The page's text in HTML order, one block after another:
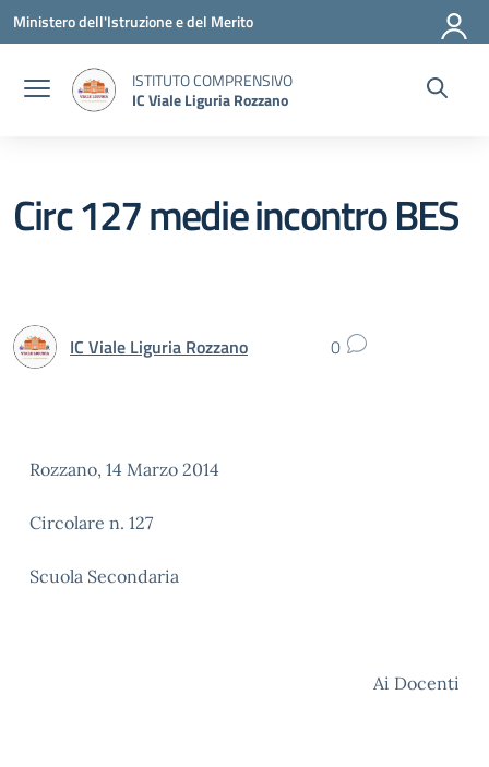
Vai ai contenuti
Vai al menu di navigazione
Vai al footer
Ministero dell'Istruzione e del Merito
ISTITUTO COMPRENSIVO
IC Viale Liguria Rozzano
Circ 127 medie incontro BES
IC Viale Liguria Rozzano 0
Rozzano, 14 Marzo 2014
Circolare n. 127
Scuola Secondaria
Ai Docenti